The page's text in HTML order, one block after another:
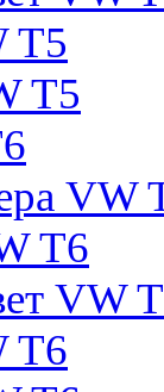
T5
T5
VW
T6
VW
T6